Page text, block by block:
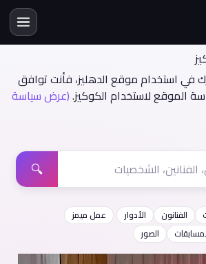
في استخدام موقع الدهليز، فأنت توافق
الموقع لاستخدام الكوكيز.(عرض سياسة
🔍
الفنانون الأدوار
عمل ميمز
الصور